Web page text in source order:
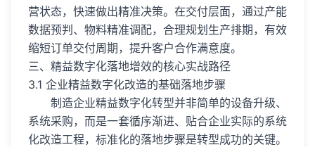
营状态，快速做出精准决策。在交付层面，通过产能
数据预判、物料精准调配，合理规划生产排期，有效
缩短订单交付周期，提升客户合作满意度。
三、精益数字化落地增效的核心实战路径
3.1 企业精益数字化改造的基础落地步骤
制造企业精益数字化转型并非简单的设备升级、
系统采购，而是一套循序渐进、贴合企业实际的系统
化改造工程，标准化的落地步骤是转型成功的关键。